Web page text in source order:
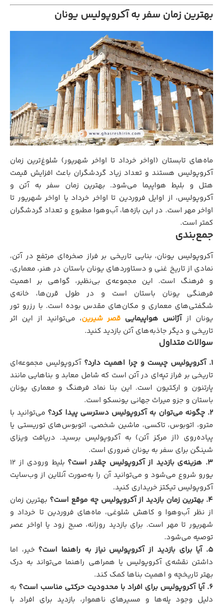
بهترین زمان سفر به آکروپولیس یونان
ماه‌های تابستان (اواخر خرداد تا اواخر شهریور) شلوغ‌ترین زمان
آکروپولیس هستند و تعداد زیاد گردشگران باعث افزایش قیمت
هتل و بلیط هواپیما می‌شود. بهترین زمان سفر به آتن و
آکروپولیس، از اوایل فروردین تا اواخر خرداد یا اواخر شهریور تا
اواخر مهر است. در این بازه‌ها، آب‌وهوا مطبوع و تعداد گردشگران
کمتر است.
جمع‌بندی
آکروپولیس یونان، بنایی تاریخی بر فراز صخره‌ای مرتفع در آتن،
نمادی از تاریخ غنی و دستاوردهای یونان باستان در هنر، معماری،
و فرهنگ است. این مجموعه‌ی بی‌نظیر، گواهی بر اهمیت
فرهنگی یونان باستان است و در طول قرن‌ها، خانه‌ی
شگفتی‌های معماری و مکان‌های مقدس بوده است. با رزرو تور
یونان ازآژانس هواپیمایی قصر شیرین، می‌توانید از این اثر
تاریخی و دیگر جاذبه‌های آتن بازدید کنید.
سوالات متداول
۱. آکروپولیس چیست و چرا اهمیت دارد؟
آکروپولیس مجموعه‌ای
تاریخی بر فراز تپه‌ای در آتن است که شامل معابد و بناهایی مانند
پارتنون و ارکتیون است. این بنا نماد فرهنگ و معماری یونان
باستان و جزو میراث جهانی یونسکو است.
۲. چگونه می‌توان به آکروپولیس دسترسی پیدا کرد؟
می‌توانید با
مترو، اتوبوس، تاکسی، ماشین شخصی، اتوبوس‌های توریستی یا
پیاده‌روی (از مرکز آتن) به آکروپولیس برسید. دریافت ویزای
شینگن برای سفر به یونان ضروری است.
۳. هزینه‌ی بازدید از آکروپولیس چقدر است؟
بلیط ورودی از ۱۲
یورو شروع می‌شود و می‌توانید آن را به‌صورت آنلاین از وب‌سایت
آکروپولیس تیکتز خریداری کنید.
۴. بهترین زمان بازدید از آکروپولیس چه موقع است؟
بهترین زمان
از نظر آب‌وهوا و کاهش شلوغی، ماه‌های فروردین تا خرداد و
شهریور تا مهر است. برای بازدید روزانه، صبح زود یا اواخر عصر
توصیه می‌شود.
۵. آیا برای بازدید از آکروپولیس نیاز به راهنما است؟
خیر، اما
داشتن نقشه‌ی آکروپولیس یا همراهی راهنما می‌تواند به درک
بهتر تاریخچه و اهمیت بناها کمک کند.
۶. آیا آکروپولیس برای افراد با محدودیت حرکتی مناسب است؟
به
دلیل وجود پله‌ها و مسیرهای ناهموار، بازدید برای افراد با